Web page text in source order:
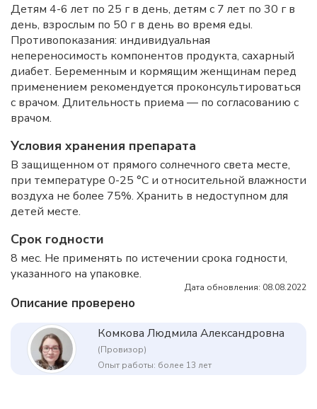
Детям 4-6 лет по 25 г в день, детям с 7 лет по 30 г в
день, взрослым по 50 г в день во время еды.
Противопоказания: индивидуальная
непереносимость компонентов продукта, сахарный
диабет. Беременным и кормящим женщинам перед
применением рекомендуется проконсультироваться
с врачом. Длительность приема — по согласованию с
врачом.
Условия хранения препарата
В защищенном от прямого солнечного света месте,
при температуре 0-25 °С и относительной влажности
воздуха не более 75%. Хранить в недоступном для
детей месте.
Срок годности
8 мес. Не применять по истечении срока годности,
указанного на упаковке.
Дата обновления: 08.08.2022
Описание проверено
Комкова Людмила Александровна
(Провизор)
Опыт работы: более 13 лет